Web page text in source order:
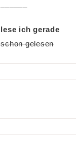
lese ich gerade
schon gelesen